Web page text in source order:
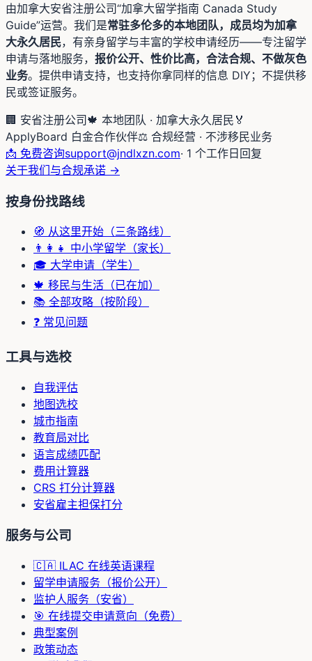
由加拿大安省注册公司“加拿大留学指南 Canada Study
Guide”运营。我们是常驻多伦多的本地团队，成员均为加拿
大永久居民，有亲身留学与丰富的学校申请经历——专注留学
申请与落地服务， 报价公开、性价比高，合法合规、不做灰色
业务。提供申请支持，也支持你拿同样的信息 DIY；不提供移
民或签证服务。
🏢 安省注册公司🍁 本地团队 · 加拿大永久居民 🏅
ApplyBoard 白金合作伙伴⚖️ 合规经营 · 不涉移民业务
📩 免费咨询support@jndlxzn.com· 1 个工作日回复
关于我们与合规承诺 →
按身份找路线
🧭 从这里开始（三条路线）
👨‍👩‍👧 中小学留学（家长）
🎓 大学申请（学生）
🍁 移民与生活（已在加）
📚 全部攻略（按阶段）
❓ 常见问题
工具与选校
自我评估
地图选校
城市指南
教育局对比
语言成绩匹配
费用计算器
CRS 打分计算器
安省雇主担保打分
服务与公司
🇨🇦 ILAC 在线英语课程
留学申请服务（报价公开）
监护人服务（安省）
🎯 在线提交申请意向（免费）
典型案例
政策动态